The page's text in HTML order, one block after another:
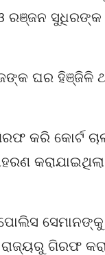
ରଞ୍ଜନ
ଘର ହିଞ୍ଜିଳି
କରି କୋର୍ଟ
ରାଜ୍ୟରୁ ଗିରଫ